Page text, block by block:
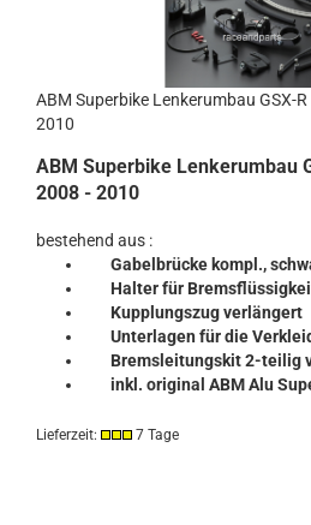
ABM Superbike Lenkerumbau GSX-
2010
ABM Superbike Lenkerumbau
2008 - 2010
bestehend aus :
Gabelbrücke kompl.,
Halter für
Kupplungszug verlängert
Unterlagen für die
Bremsleitungskit 2-teilig
inkl. original ABM Alu
Lieferzeit: 7 Tage